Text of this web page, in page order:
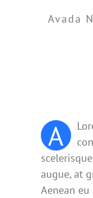
Avada
A
augue, at
Aenean